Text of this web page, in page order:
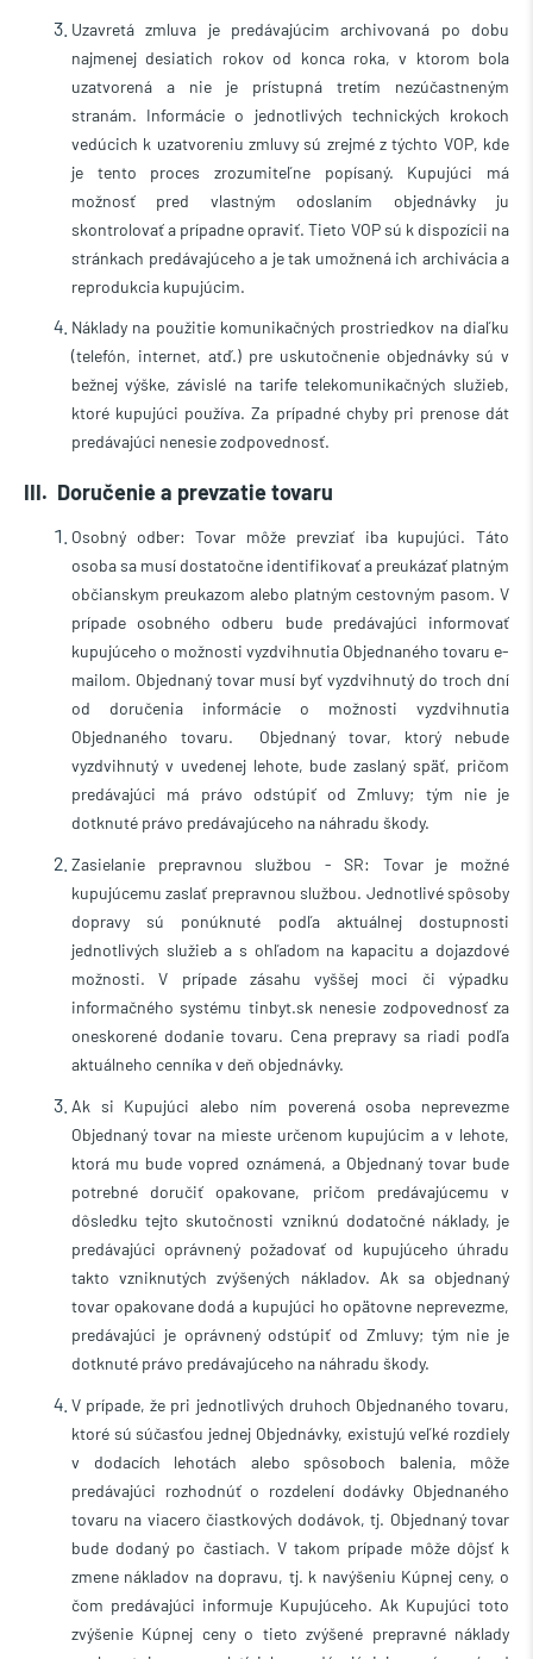
Uzavretá zmluva je predávajúcim archivovaná po dobu
najmenej desiatich rokov od konca roka, v ktorom bola
uzatvorená a nie je prístupná tretím nezúčastneným
stranám. Informácie o jednotlivých technických krokoch
vedúcich k uzatvoreniu zmluvy sú zrejmé z týchto VOP, kde
je tento proces zrozumiteľne popísaný. Kupujúci má
možnosť pred vlastným odoslaním objednávky ju
skontrolovať a prípadne opraviť. Tieto VOP sú k dispozícii na
stránkach predávajúceho a je tak umožnená ich archivácia a
reprodukcia kupujúcim.
Náklady na použitie komunikačných prostriedkov na diaľku
(telefón, internet, atď.) pre uskutočnenie objednávky sú v
bežnej výške, závislé na tarife telekomunikačných služieb,
ktoré kupujúci používa. Za prípadné chyby pri prenose dát
predávajúci nenesie zodpovednosť.
III. Doručenie a prevzatie tovaru
Osobný odber:Tovar môže prevziať iba kupujúci. Táto
osoba sa musí dostatočne identifikovať a preukázať platným
občianskym preukazom alebo platným cestovným pasom. V
prípade osobného odberu bude predávajúci informovať
kupujúceho o možnosti vyzdvihnutia Objednaného tovaru e-
mailom. Objednaný tovar musí byť vyzdvihnutý do troch dní
od doručenia informácie o možnosti vyzdvihnutia
Objednaného tovaru. Objednaný tovar, ktorý nebude
vyzdvihnutý v uvedenej lehote, bude zaslaný späť, pričom
predávajúci má právo odstúpiť od Zmluvy; tým nie je
dotknuté právo predávajúceho na náhradu škody.
Zasielanie prepravnou službou - SR:
Tovar je možné
kupujúcemu zaslať prepravnou službou. Jednotlivé spôsoby
dopravy sú ponúknuté podľa aktuálnej dostupnosti
jednotlivých služieb a s ohľadom na kapacitu a dojazdové
možnosti. V prípade zásahu vyššej moci či výpadku
informačného systému tinbyt.sk nenesie zodpovednosť za
oneskorené dodanie tovaru. Cena prepravy sa riadi podľa
aktuálneho cenníka v deň objednávky.
Ak si Kupujúci alebo ním poverená osoba neprevezme
Objednaný tovar na mieste určenom kupujúcim a v lehote,
ktorá mu bude vopred oznámená, a Objednaný tovar bude
potrebné doručiť opakovane, pričom predávajúcemu v
dôsledku tejto skutočnosti vzniknú dodatočné náklady, je
predávajúci oprávnený požadovať od kupujúceho úhradu
takto vzniknutých zvýšených nákladov. Ak sa objednaný
tovar opakovane dodá a kupujúci ho opätovne neprevezme,
predávajúci je oprávnený odstúpiť od Zmluvy; tým nie je
dotknuté právo predávajúceho na náhradu škody.
V prípade, že pri jednotlivých druhoch Objednaného tovaru,
ktoré sú súčasťou jednej Objednávky, existujú veľké rozdiely
v dodacích lehotách alebo spôsoboch balenia, môže
predávajúci rozhodnúť o rozdelení dodávky Objednaného
tovaru na viacero čiastkových dodávok, tj. Objednaný tovar
bude dodaný po častiach. V takom prípade môže dôjsť k
zmene nákladov na dopravu, tj. k navýšeniu Kúpnej ceny, o
čom predávajúci informuje Kupujúceho. Ak Kupujúci toto
zvýšenie Kúpnej ceny o tieto zvýšené prepravné náklady